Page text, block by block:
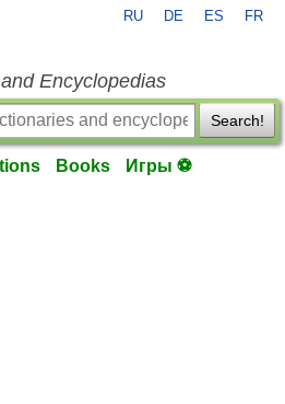
RU DE ES FR
Encyclopedias
Search!
Books Игры ⚽